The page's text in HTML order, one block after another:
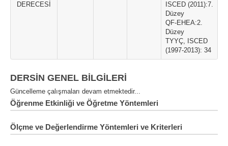
DERECESİ
ISCED (2011):7.
Düzey
QF-EHEA:2.
Düzey
TYYÇ, ISCED
(1997-2013): 34
DERSİN GENEL BİLGİLERİ
Güncelleme çalışmaları devam etmektedir...
Öğrenme Etkinliği ve Öğretme Yöntemleri
Ölçme ve Değerlendirme Yöntemleri ve Kriterleri